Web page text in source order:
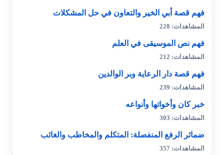
فهم قصة أبي الخير والتعاون في حل المشكلات
المشاهدات: 228
فهم نص الموسيقى في العلم
المشاهدات: 212
فهم قصة دار الرعاية وبر الوالدين
المشاهدات: 239
خبر كان وأخواتها وأنواعه
المشاهدات: 303
ضمائر الرفع المنفصلة: المتكلم والمخاطب والغائب
المشاهدات: 357